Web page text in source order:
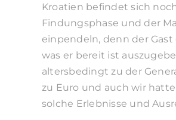
Kroatien befindet sich
Findungsphase und der
einpendeln, denn der
was er bereit ist
altersbedingt zu der
zu Euro und auch wir
solche Erlebnisse und